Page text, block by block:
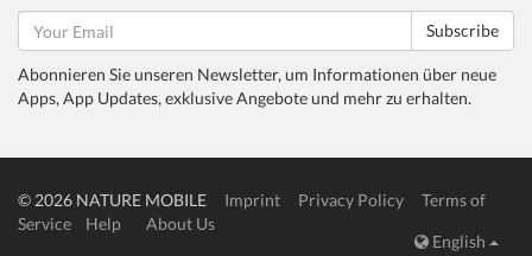
Subscribe
Abonnieren Sie unseren Newsletter, um Informationen über neue
Apps, App Updates, exklusive Angebote und mehr zu erhalten.
© 2026 NATURE MOBILE Imprint Privacy Policy
Terms of
Service
Help
About Us
English